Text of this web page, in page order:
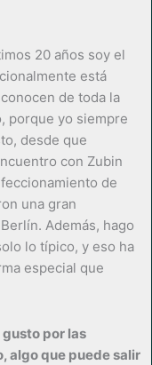
20 años soy el
está
de toda la
porque yo siempre
desde que
con Zubin
de
una gran
Además, hago
lo típico, y eso ha
especial que
por las
algo que puede salir